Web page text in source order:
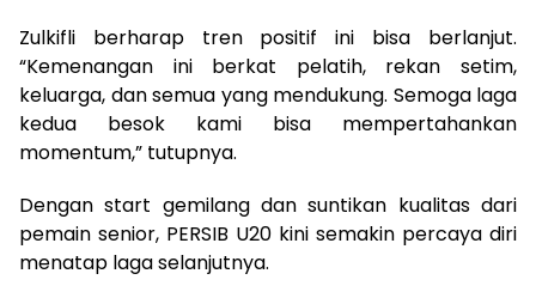
Zulkifli berharap tren positif ini bisa berlanjut.
“Kemenangan ini berkat pelatih, rekan setim,
keluarga, dan semua yang mendukung. Semoga laga
kedua besok kami bisa mempertahankan
momentum,” tutupnya.
Dengan start gemilang dan suntikan kualitas dari
pemain senior, PERSIB U20 kini semakin percaya diri
menatap laga selanjutnya.